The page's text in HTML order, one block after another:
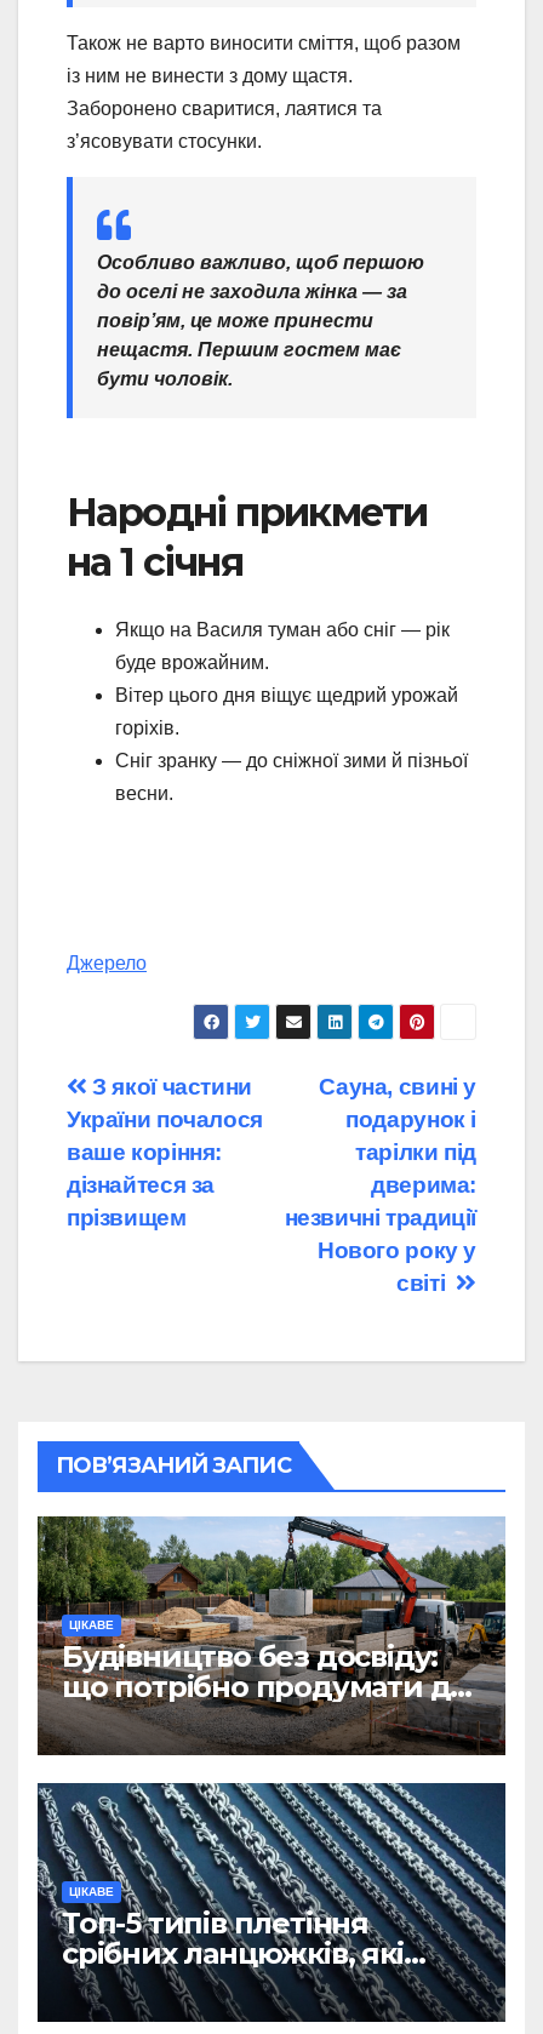
Також не варто виносити сміття, щоб разом
із ним не винести з дому щастя.
Заборонено сваритися, лаятися та
з’ясовувати стосунки.
Особливо важливо, щоб першою
до оселі не заходила жінка — за
повір’ям, це може принести
нещастя. Першим гостем має
бути чоловік.
Народні прикмети
на 1 січня
Якщо на Василя туман або сніг — рік
буде врожайним.
Вітер цього дня віщує щедрий урожай
горіхів.
Сніг зранку — до сніжної зими й пізньої
весни.
Джерело
Навігація
записів
Сауна, свині у
подарунок і
тарілки під
дверима:
незвичні традиції
Нового року у
світі
З якої частини
України почалося
ваше коріння:
дізнайтеся за
прізвищем
ПОВ’ЯЗАНИЙ ЗАПИС
ЦІКАВЕ
Будівництво без досвіду:
що потрібно продумати до
першої доставки на
ділянку
ЦІКАВЕ
Топ-5 типів плетіння
срібних ланцюжків, які
вважаються
найнадійнішими